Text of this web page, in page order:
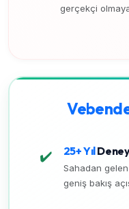
gerçekçi
✔️ 25+ Yıl
Sahadan
geniş bakış